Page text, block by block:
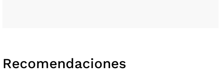
Recomendaciones